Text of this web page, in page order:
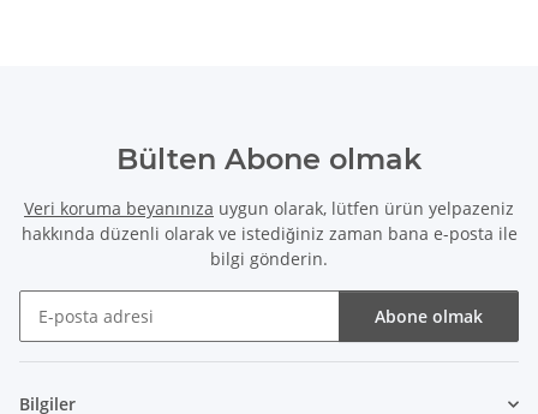
Bülten Abone olmak
Veri koruma beyanınıza uygun olarak, lütfen ürün yelpazeniz
hakkında düzenli olarak ve istediğiniz zaman bana e-posta ile
bilgi gönderin.
Abone olmak
Bilgiler